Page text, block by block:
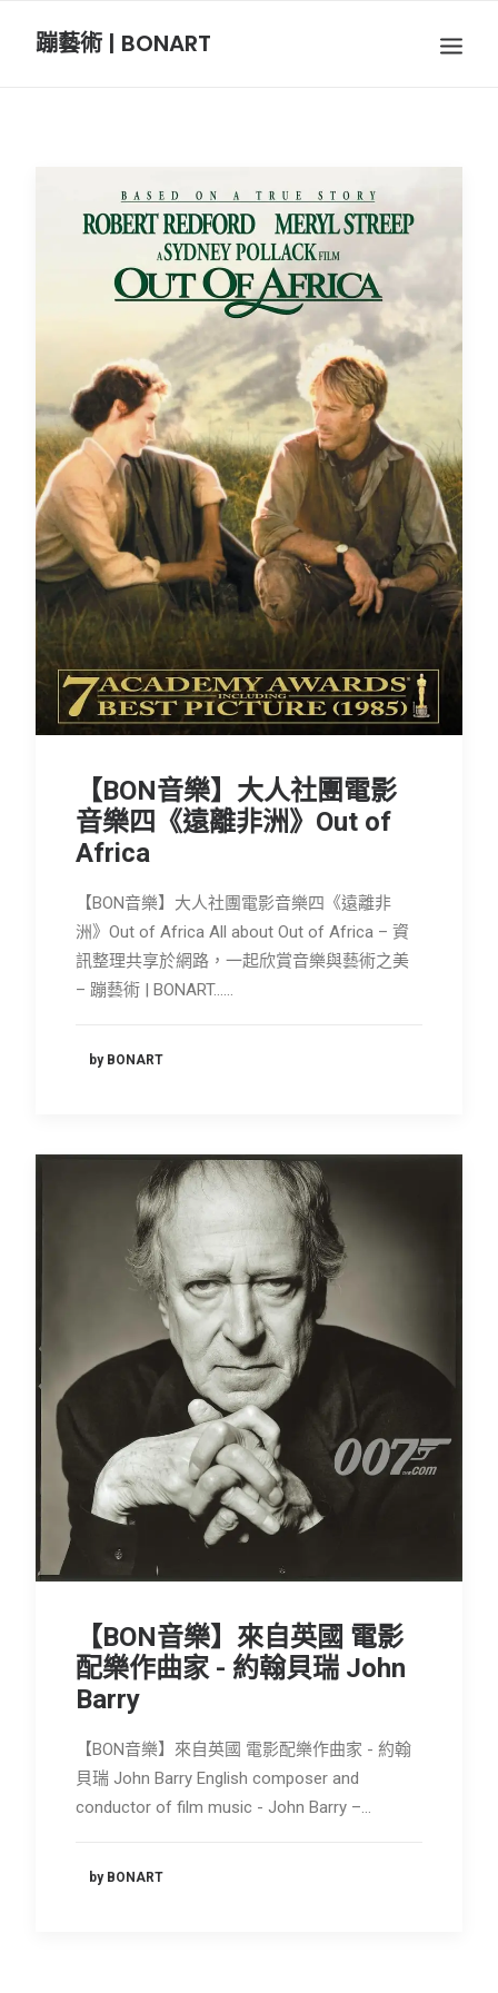
蹦藝術 | BONART
BON攝影
BON插畫
BON旅行
節慶長笛樂團
關於我們
會員專區
SEARCH
【BON音樂】大人社團電影
音樂四《遠離非洲》Out of
Africa
【BON音樂】大人社團電影音樂四《遠離非
洲》Out of Africa All about Out of Africa – 資
訊整理共享於網路，一起欣賞音樂與藝術之美
– 蹦藝術 | BONART……
by BONART
【BON音樂】來自英國 電影
配樂作曲家 - 約翰貝瑞 John
Barry
【BON音樂】來自英國 電影配樂作曲家 - 約翰
貝瑞 John Barry English composer and
conductor of film music - John Barry –…
by BONART